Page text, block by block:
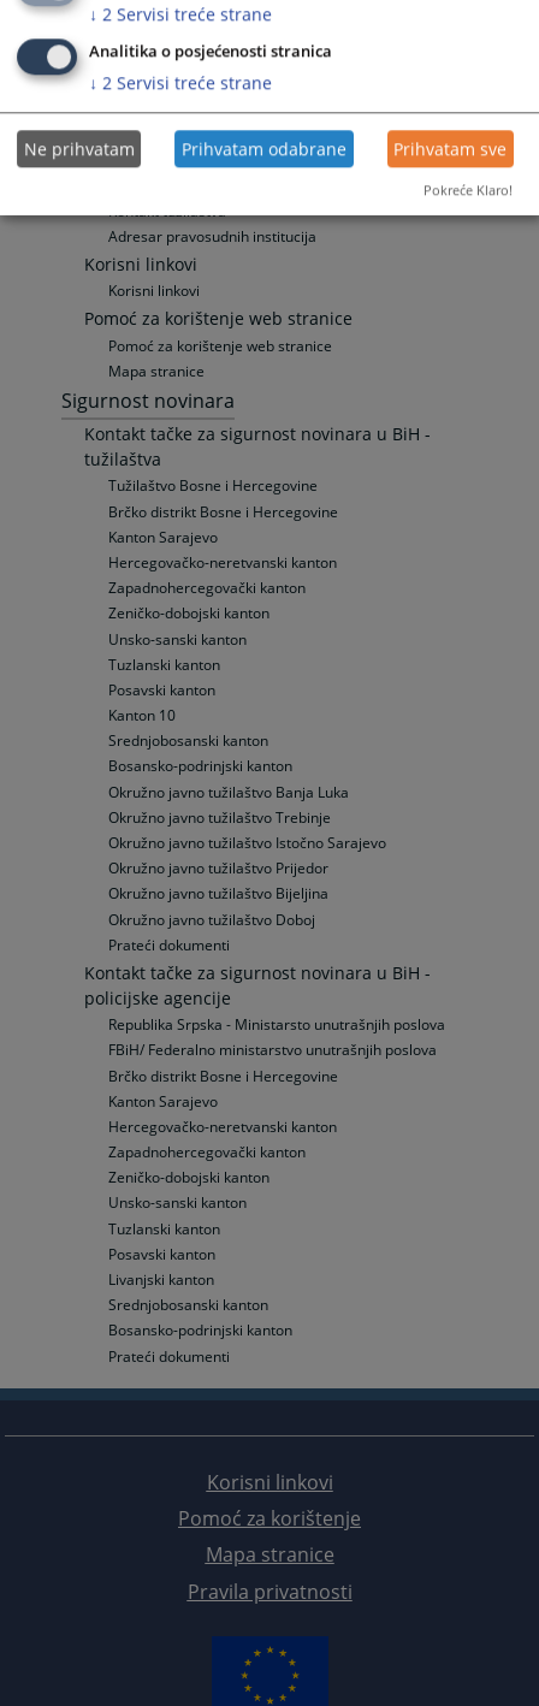
Godišnji budžeti tužilaštva
Predložene mjere zabrana
Predložene mjere zabrana
Zaključeni sporazumi
Zaključeni sporazumi
Kontakt
Kontakt tužilaštva
Adresar pravosudnih institucija
Korisni linkovi
Korisni linkovi
Pomoć za korištenje web stranice
Pomoć za korištenje web stranice
Mapa stranice
Sigurnost novinara
Kontakt tačke za sigurnost novinara u BiH -
tužilaštva
Tužilaštvo Bosne i Hercegovine
Brčko distrikt Bosne i Hercegovine
Kanton Sarajevo
Hercegovačko-neretvanski kanton
Zapadnohercegovački kanton
Zeničko-dobojski kanton
Unsko-sanski kanton
Tuzlanski kanton
Posavski kanton
Kanton 10
Srednjobosanski kanton
Bosansko-podrinjski kanton
Okružno javno tužilaštvo Banja Luka
Okružno javno tužilaštvo Trebinje
Okružno javno tužilaštvo Istočno Sarajevo
Okružno javno tužilaštvo Prijedor
Okružno javno tužilaštvo Bijeljina
Okružno javno tužilaštvo Doboj
Prateći dokumenti
Kontakt tačke za sigurnost novinara u BiH -
policijske agencije
Republika Srpska - Ministarsto unutrašnjih poslova
FBiH/ Federalno ministarstvo unutrašnjih poslova
Brčko distrikt Bosne i Hercegovine
Kanton Sarajevo
Hercegovačko-neretvanski kanton
Zapadnohercegovački kanton
Zeničko-dobojski kanton
Unsko-sanski kanton
Tuzlanski kanton
Posavski kanton
Livanjski kanton
Srednjobosanski kanton
Bosansko-podrinjski kanton
Prateći dokumenti
Korisni linkovi
Pomoć za korištenje
Mapa stranice
Pravila privatnosti
↓ 2 Servisi treće strane
Analitika o posjećenosti stranica
↓ 2 Servisi treće strane
Ne prihvatam Prihvatam odabrane Prihvatam sve
Pokreće Klaro!